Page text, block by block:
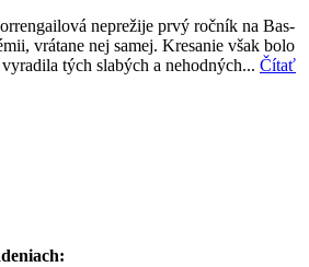
neprežije prvý ročník na Bas­
vrátane nej samej. Kresanie však bolo
tých slabých a nehodných... Čítať